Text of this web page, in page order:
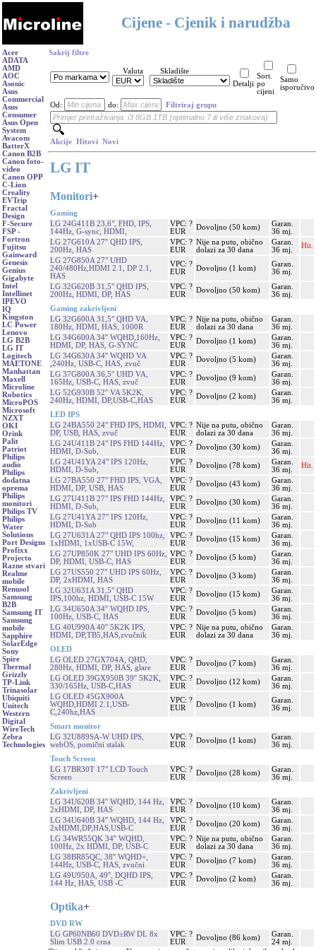
Cijene - Cjenik i narudžba
Acer
ADATA
AMD
AOC
Asonic
Asus
Commercial
Asus
Consumer
Asus Open
System
Avacom
BatterX
Canon B2B
Canon foto-
video
Canon OPP
C-Lion
Creality
EVTrip
Fractal
Design
F-Secure
FSP -
Fortron
Fujitsu
Gainward
Genesis
Genius
Gigabyte
Intel
Intellinet
IPEVO
IQ
Kingston
LC Power
Lenovo
LG B2B
LG IT
Logitech
MAETONE
Manhattan
Maxell
Microline
Robotics
MicroPOS
Microsoft
NZXT
OKI
Orink
Palit
Patriot
Philips
audio
Philips
dodatna
oprema
Philips
monitori
Philips TV
Philips
Water
Solutions
Port Designs
Profixx
Projecto
Razne stvari
Realme
mobile
Renusol
Samsung
B2B
Samsung IT
Samsung
mobile
Sapphire
SolarEdge
Sony
Spire
Thermal
Grizzly
TP-Link
Trinasolar
Ubiquiti
Unitech
Western
Digital
WireTech
Zebra
Technologies
Sakrij filtre
Valuta
Skladište
Detalji
Sort.
po
cijeni
Samo
isporučivo
Od: do: Filtriraj grupu
Akcije Hitovi Novi
LG IT
Monitori+
Gaming
LG 24G411B 23,6", FHD, IPS,
144Hz, G-sync, HDMI,
VPC: ?
EUR
Dovoljno (50 kom)
Garan.
36 mj.
LG 27G610A 27'' QHD IPS,
200Hz, HAS
VPC: ?
EUR
Nije na putu, obično
dolazi za 30 dana
Garan.
36 mj.
Hit.
LG 27G850A 27" UHD
240/480Hz,HDMI 2.1, DP 2.1,
HAS
VPC: ?
EUR
Dovoljno (1 kom)
Garan.
36 mj.
LG 32G620B 31,5" QHD IPS,
200Hz, HDMI, DP, HAS
VPC: ?
EUR
Dovoljno (50 kom)
Garan.
36 mj.
Gaming zakrivljeni
LG 32G600A 31,5" QHD VA,
180Hz, HDMI, HAS, 1000R
VPC: ?
EUR
Nije na putu, obično
dolazi za 30 dana
Garan.
36 mj.
LG 34G600A 34'' WQHD,160Hz,
HDMI, DP, HAS, G-SYNC
VPC: ?
EUR
Dovoljno (1 kom)
Garan.
36 mj.
LG 34G630A 34'' WQHD VA
,240Hz, USB-C, HAS, zvuč
VPC: ?
EUR
Dovoljno (5 kom)
Garan.
36 mj.
LG 37G800A 36,5'' UHD VA,
165Hz, USB-C, HAS, zvuč
VPC: ?
EUR
Dovoljno (9 kom)
Garan.
36 mj.
LG 52G930B 52'' VA 5K2K,
240Hz, HDMI, DP,USB-C,HAS
VPC: ?
EUR
Dovoljno (2 kom)
Garan.
36 mj.
LED IPS
LG 24BA550 24" FHD IPS, HDMI,
DP, USB, HAS, zvuč
VPC: ?
EUR
Nije na putu, obično
dolazi za 30 dana
Garan.
36 mj.
LG 24U411B 24" IPS FHD 144Hz,
HDMI, D-Sub,
VPC: ?
EUR
Dovoljno (30 kom)
Garan.
36 mj.
LG 24U41YA 24" IPS 120Hz,
HDMI, D-Sub,
VPC: ?
EUR
Dovoljno (78 kom)
Garan.
36 mj.
Hit.
LG 27BA550 27" FHD IPS, VGA,
HDMI, DP, USB, HAS
VPC: ?
EUR
Dovoljno (43 kom)
Garan.
36 mj.
LG 27U411B 27" IPS FHD 144Hz,
HDMI, D-Sub,
VPC: ?
EUR
Dovoljno (30 kom)
Garan.
36 mj.
LG 27U41YA 27" IPS 120Hz,
HDMI, D-Sub
VPC: ?
EUR
Dovoljno (11 kom)
Garan.
36 mj.
LG 27U631A 27" QHD IPS 100hz,
1xHDMI, 1xUSB-C 15W,
VPC: ?
EUR
Dovoljno (15 kom)
Garan.
36 mj.
LG 27UP850K 27" UHD IPS 60Hz,
DP, HDMI, USB-C, HAS
VPC: ?
EUR
Dovoljno (5 kom)
Garan.
36 mj.
LG 27US550 27" UHD IPS 60Hz,
DP, 2xHDMI, HAS
VPC: ?
EUR
Dovoljno (3 kom)
Garan.
36 mj.
LG 32U631A 31,5" QHD
IPS,100hz, HDMI, USB-C 15W
VPC: ?
EUR
Dovoljno (15 kom)
Garan.
36 mj.
LG 34U650A 34'' WQHD IPS,
100Hz, USB-C, HAS
VPC: ?
EUR
Dovoljno (5 kom)
Garan.
36 mj.
LG 40U990A 40'' 5K2K IPS,
HDMI, DP,TB5,HAS,zvučnik
VPC: ?
EUR
Nije na putu, obično
dolazi za 30 dana
Garan.
36 mj.
OLED
LG OLED 27GX704A, QHD,
280Hz, HDMI, DP, HAS, glare
VPC: ?
EUR
Dovoljno (7 kom)
Garan.
36 mj.
LG OLED 39GX950B 39'' 5K2K,
330/165Hz, USB-C,HAS
VPC: ?
EUR
Dovoljno (12 kom)
Garan.
36 mj.
LG OLED 45GX900A
WQHD,HDMI 2.1,USB-
C,240hz,HAS
VPC: ?
EUR
Dovoljno (1 kom)
Garan.
36 mj.
Smart monitor
LG 32U889SA-W UHD IPS,
webOS, pomični stalak
VPC: ?
EUR
Dovoljno (1 kom)
Garan.
36 mj.
Touch Screen
LG 17BR30T 17" LCD Touch
Screen
VPC: ?
EUR
Dovoljno (28 kom)
Garan.
36 mj.
Zakrivljeni
LG 34U620B 34'' WQHD, 144 Hz,
2xHDMI, DP, HAS
VPC: ?
EUR
Dovoljno (10 kom)
Garan.
36 mj.
LG 34U640B 34'' WQHD, 144 Hz,
2xHDMI,DP,HAS,USB-C
VPC: ?
EUR
Dovoljno (20 kom)
Garan.
36 mj.
LG 34WR55QK 34'' WQHD,
100Hz, 2x HDMI, DP, USB-C
VPC: ?
EUR
Nije na putu, obično
dolazi za 30 dana
Garan.
36 mj.
LG 38BR85QC, 38'' WQHD+,
144Hz, USB-C, HAS, zvučni
VPC: ?
EUR
Dovoljno (7 kom)
Garan.
36 mj.
LG 49U950A, 49'', DQHD IPS,
144 Hz, HAS, USB -C
VPC: ?
EUR
Dovoljno (2 kom)
Garan.
36 mj.
Optika+
DVD RW
LG GP60NB60 DVD±RW DL 8x
Slim USB 2.0 crna
VPC: ?
EUR
Dovoljno (86 kom)
Garan.
24 mj.